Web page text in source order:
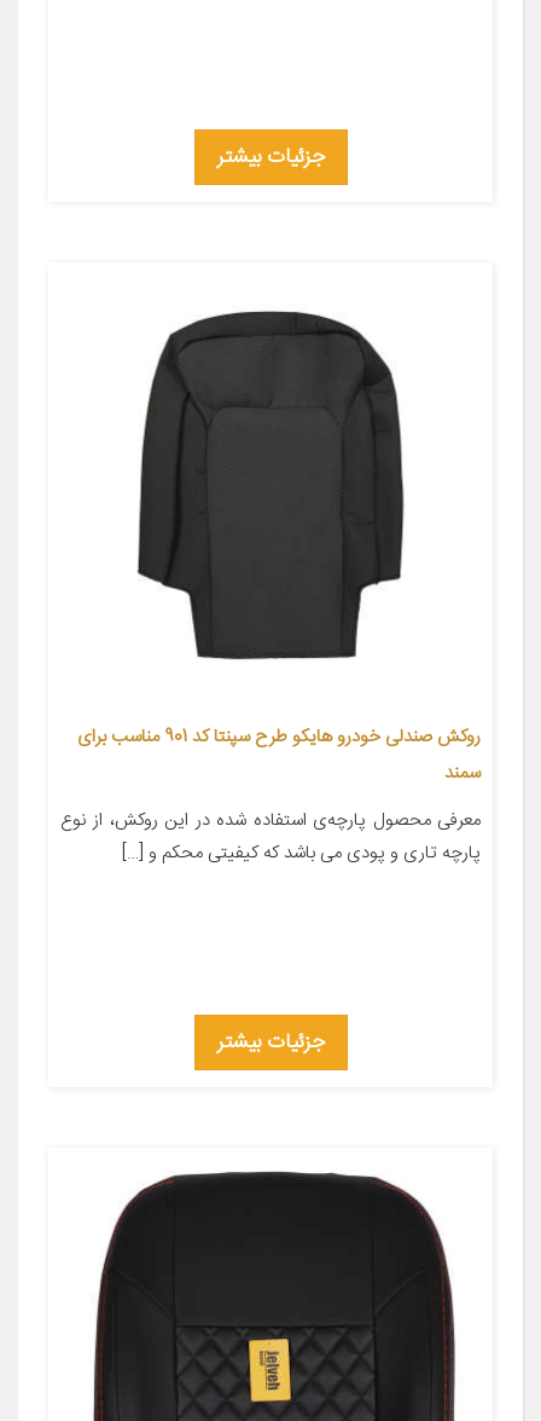
جزئیات بیشتر
روکش صندلی خودرو هايکو طرح سپنتا کد 901 مناسب برای
سمند
معرفی محصول پارچه‌ی استفاده شده در این روکش، از نوع
پارچه تاری و پودی می باشد که کیفیتی محکم و […]
جزئیات بیشتر